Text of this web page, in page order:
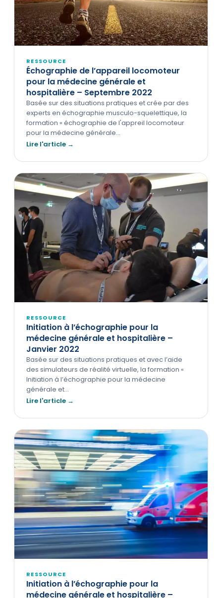
RESSOURCE
Échographie de l’appareil locomoteur
pour la médecine générale et
hospitalière – Septembre 2022
Basée sur des situations pratiques et crée par des
experts en échographie musculo-squelettique, la
formation « échographie de l'appreil locomoteur
pour la médecine générale…
Lire l'article →
RESSOURCE
Initiation à l’échographie pour la
médecine générale et hospitalière –
Janvier 2022
Basée sur des situations pratiques et avec l’aide
des simulateurs de réalité virtuelle, la formation «
Initiation à l’échographie pour la médecine
générale et…
Lire l'article →
RESSOURCE
Initiation à l’échographie pour la
médecine générale et hospitalière –